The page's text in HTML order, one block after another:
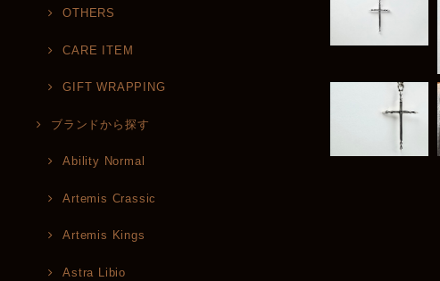
OTHERS
CARE ITEM
GIFT WRAPPING
ブランドから探す
Ability Normal
Artemis Crassic
Artemis Kings
Astra Libio